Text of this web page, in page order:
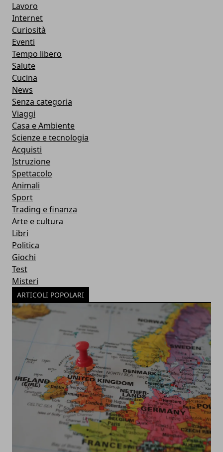
Lavoro
Internet
Curiosità
Eventi
Tempo libero
Salute
Cucina
News
Senza categoria
Viaggi
Casa e Ambiente
Scienze e tecnologia
Acquisti
Istruzione
Spettacolo
Animali
Sport
Trading e finanza
Arte e cultura
Libri
Politica
Giochi
Test
Misteri
ARTICOLI POPOLARI